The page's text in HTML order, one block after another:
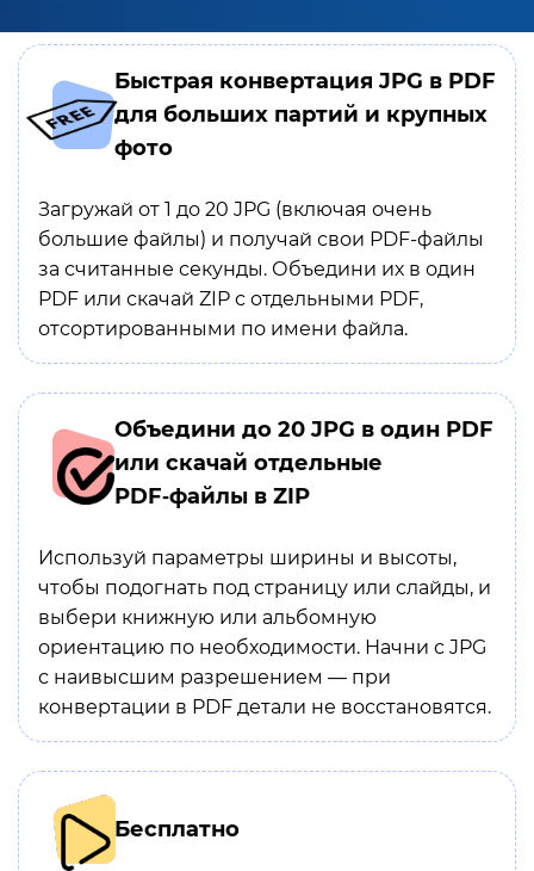
Быстрая конвертация JPG в PDF
для больших партий и крупных
фото
Загружай от 1 до 20 JPG (включая очень
большие файлы) и получай свои PDF-файлы
за считанные секунды. Объедини их в один
PDF или скачай ZIP с отдельными PDF,
отсортированными по имени файла.
Объедини до 20 JPG в один PDF
или скачай отдельные
PDF‑файлы в ZIP
Используй параметры ширины и высоты,
чтобы подогнать под страницу или слайды, и
выбери книжную или альбомную
ориентацию по необходимости. Начни с JPG
с наивысшим разрешением — при
конвертации в PDF детали не восстановятся.
Бесплатно